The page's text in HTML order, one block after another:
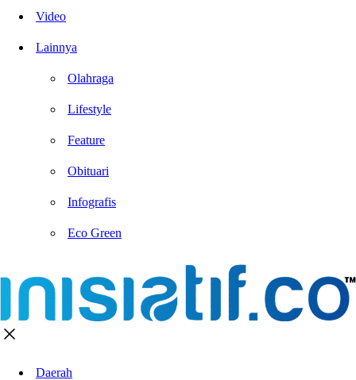
Video
Lainnya
Olahraga
Lifestyle
Feature
Obituari
Infografis
Eco Green
Daerah